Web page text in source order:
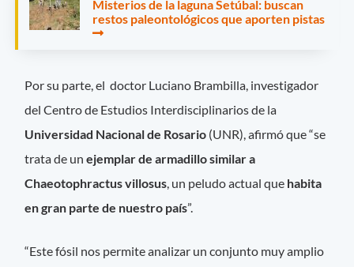
Misterios de la laguna Setúbal: buscan
restos paleontológicos que aporten pistas
Por su parte, el doctor Luciano Brambilla, investigador
del Centro de Estudios Interdisciplinarios de la
Universidad Nacional de Rosario (UNR), afirmó que “se
trata de unejemplar de armadillo similar a
Chaeotophractus villosus, un peludo actual que habita
en gran parte de nuestro país”.
“Este fósil nos permite analizar un conjunto muy amplio